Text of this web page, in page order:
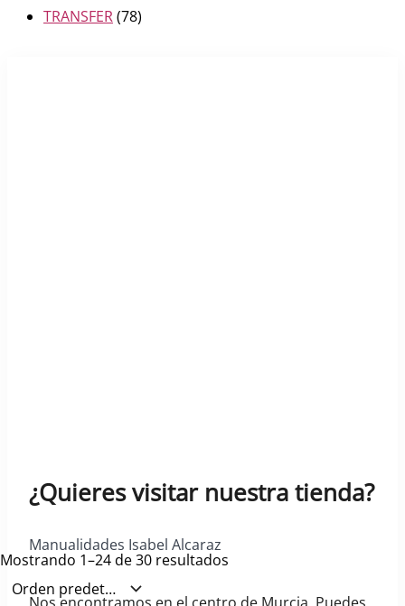
TRANSFER(78)
¿Quieres visitar nuestra tienda?
Manualidades Isabel Alcaraz
Mostrando 1–24 de 30 resultados